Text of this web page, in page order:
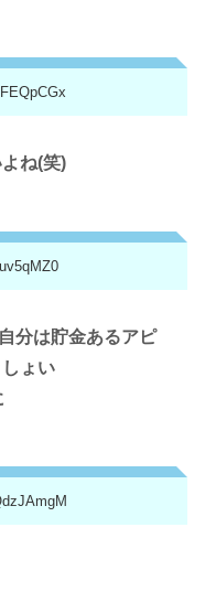
ね(笑)
分は貯金あるアピ
ょい